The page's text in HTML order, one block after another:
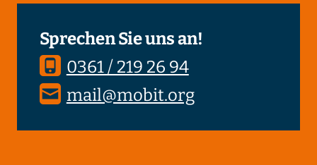
Sprechen Sie uns an!
0361 / 219 26 94
mail@mobit.org